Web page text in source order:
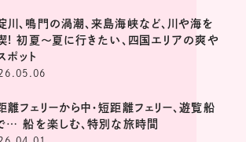
川、鳴門の渦潮、来島海峡など、川や海を
! 初夏～夏に行きたい、四国エリアの爽や
ポット
離フェリーから中・短距離フェリー、遊覧船
… 船を楽しむ、特別な旅時間